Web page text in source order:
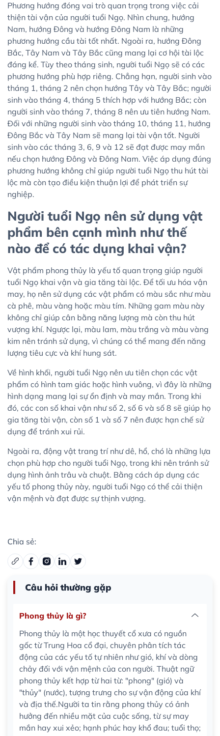
Phương hướng đóng vai trò quan trọng trong việc cải
thiện tài vận của người tuổi Ngọ. Nhìn chung, hướng
Nam, hướng Đông và hướng Đông Nam là những
phương hướng cầu tài tốt nhất. Ngoài ra, hướng Đông
Bắc, Tây Nam và Tây Bắc cũng mang lại cơ hội tài lộc
đáng kể. Tùy theo tháng sinh, người tuổi Ngọ sẽ có các
phương hướng phù hợp riêng. Chẳng hạn, người sinh vào
tháng 1, tháng 2 nên chọn hướng Tây và Tây Bắc; người
sinh vào tháng 4, tháng 5 thích hợp với hướng Bắc; còn
người sinh vào tháng 7, tháng 8 nên ưu tiên hướng Nam.
Đối với những người sinh vào tháng 10, tháng 11, hướng
Đông Bắc và Tây Nam sẽ mang lại tài vận tốt. Người
sinh vào các tháng 3, 6, 9 và 12 sẽ đạt được may mắn
nếu chọn hướng Đông và Đông Nam. Việc áp dụng đúng
phương hướng không chỉ giúp người tuổi Ngọ thu hút tài
lộc mà còn tạo điều kiện thuận lợi để phát triển sự
nghiệp.
Người tuổi Ngọ nên sử dụng vật
phẩm bên cạnh mình như thế
nào để có tác dụng khai vận?
Vật phẩm phong thủy là yếu tố quan trọng giúp người
tuổi Ngọ khai vận và gia tăng tài lộc. Để tối ưu hóa vận
may, họ nên sử dụng các vật phẩm có màu sắc như màu
cà phê, màu vàng hoặc màu tím. Những gam màu này
không chỉ giúp cân bằng năng lượng mà còn thu hút
vượng khí. Ngược lại, màu lam, màu trắng và màu vàng
kim nên tránh sử dụng, vì chúng có thể mang đến năng
lượng tiêu cực và khí hung sát.
Về hình khối, người tuổi Ngọ nên ưu tiên chọn các vật
phẩm có hình tam giác hoặc hình vuông, vì đây là những
hình dạng mang lại sự ổn định và may mắn. Trong khi
đó, các con số khai vận như số 2, số 6 và số 8 sẽ giúp họ
gia tăng tài vận, còn số 1 và số 7 nên được hạn chế sử
dụng để tránh xui rủi.
Ngoài ra, động vật trang trí như dê, hổ, chó là những lựa
chọn phù hợp cho người tuổi Ngọ, trong khi nên tránh sử
dụng hình ảnh trâu và chuột. Bằng cách áp dụng các
yếu tố phong thủy này, người tuổi Ngọ có thể cải thiện
vận mệnh và đạt được sự thịnh vượng.
Chia sẻ:
Câu hỏi thường gặp
Phong thủy là gì?
Phong thủy là một học thuyết cổ xưa có nguồn
gốc từ Trung Hoa cổ đại, chuyên phân tích tác
động của các yếu tố tự nhiên như gió, khí và dòng
chảy đối với vận mệnh của con người. Thuật ngữ
phong thủy kết hợp từ hai từ: "phong" (gió) và
"thủy" (nước), tượng trưng cho sự vận động của khí
và địa thế.Người ta tin rằng phong thủy có ảnh
hưởng đến nhiều mặt của cuộc sống, từ sự may
mắn hay xui xẻo; hạnh phúc hay khổ đau; tuổi thọ;